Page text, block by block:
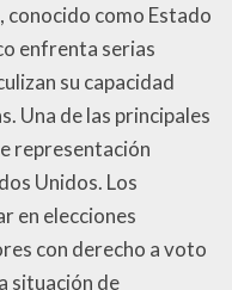
como Estado
enfrenta serias
su capacidad
Una de las principales
representación
Unidos. Los
en elecciones
con derecho a voto
situación de